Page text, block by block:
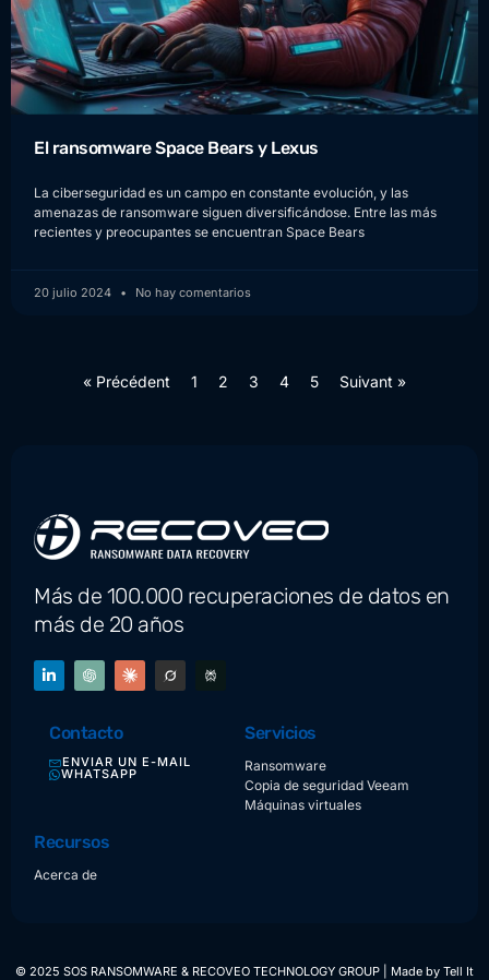
El ransomware Space Bears y Lexus
La ciberseguridad es un campo en constante evolución, y las
amenazas de ransomware siguen diversificándose. Entre las más
recientes y preocupantes se encuentran Space Bears
20 julio 2024 No hay comentarios
« Précédent 1 2 3 4 5 Suivant »
Más de 100.000 recuperaciones de datos en
más de 20 años
Contacto
ENVIAR UN E-MAIL
WHATSAPP
Servicios
Ransomware
Copia de seguridad Veeam
Máquinas virtuales
Recursos
Acerca de
© 2025 SOS RANSOMWARE & RECOVEO TECHNOLOGY GROUP | Made by Tell It